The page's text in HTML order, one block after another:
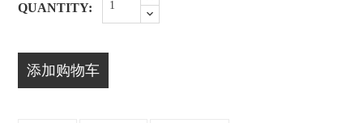
QUANTITY:
添加购物车